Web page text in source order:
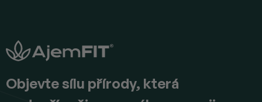
Objevte sílu přírody, která